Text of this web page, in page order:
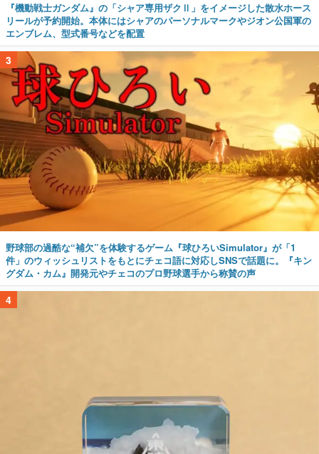
『機動戦士ガンダム』の「シャア専用ザクⅡ」をイメージした散水ホース
リールが予約開始。本体にはシャアのパーソナルマークやジオン公国軍の
エンブレム、型式番号などを配置
3
野球部の過酷な“補欠”を体験するゲーム『球ひろいSimulator』が「1
件」のウィッシュリストをもとにチェコ語に対応しSNSで話題に。『キン
グダム・カム』開発元やチェコのプロ野球選手から称賛の声
4